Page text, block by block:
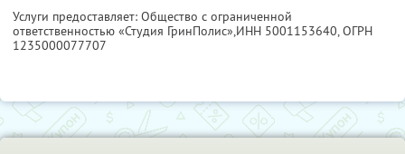
Услуги предоставляет: Общество с ограниченной
ответственностью «Студия ГринПолис»,ИНН 5001153640, ОГРН
1235000077707